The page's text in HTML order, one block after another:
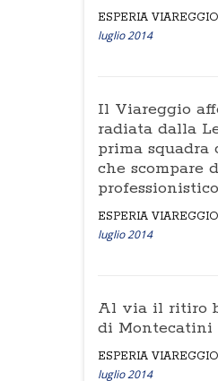
ESPERIA VIAREGGIO
luglio 2014
Il Viareggio
radiata dalla
prima squadra
che scompare
professionistico
ESPERIA VIAREGGIO
luglio 2014
Al via il ritiro
di Montecatini
ESPERIA VIAREGGIO
luglio 2014